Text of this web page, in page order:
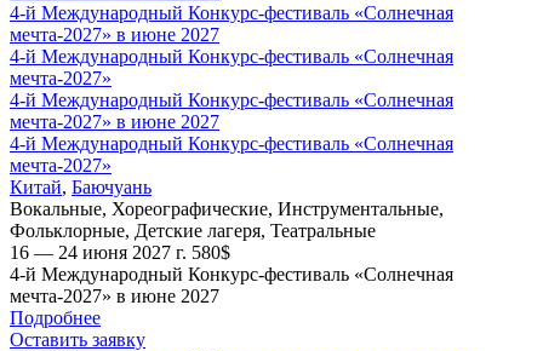
4-й Международный Конкурс-фестиваль «Солнечная
мечта-2027» в июне 2027
4-й Международный Конкурс-фестиваль «Солнечная
мечта-2027»
4-й Международный Конкурс-фестиваль «Солнечная
мечта-2027» в июне 2027
4-й Международный Конкурс-фестиваль «Солнечная
мечта-2027»
Китай, Баючуань
Вокальные, Хореографические, Инструментальные,
Фольклорные, Детские лагеря, Театральные
16 — 24 июня 2027 г. 580$
4-й Международный Конкурс-фестиваль «Солнечная
мечта-2027» в июне 2027
Подробнее
Оставить заявку